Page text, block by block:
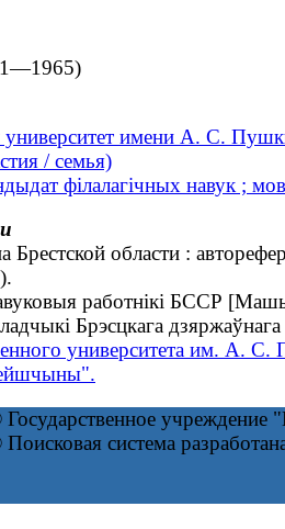
университет имени А. С.
/ семья)
філалагічных навук ;
области :
работнікі БССР
Брэсцкага
университета им. А.
учреждение
система